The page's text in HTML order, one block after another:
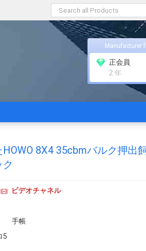
Manufacturer
正会員
2 年
8X4 35cbmバルク押出
ビデオチャネル
手帳
5